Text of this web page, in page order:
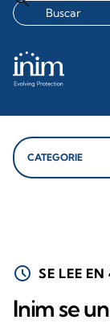
schedule SE LEE EN
Inim se